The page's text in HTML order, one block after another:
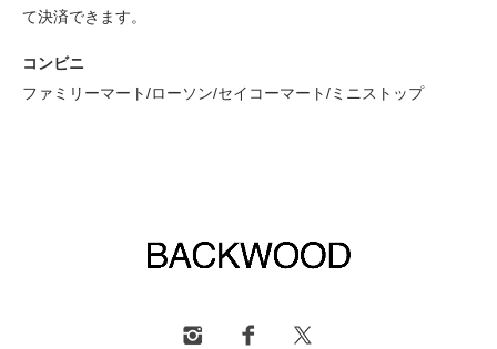
て決済できます。
コンビニ
ファミリーマート/ローソン/セイコーマート/ミニストップ